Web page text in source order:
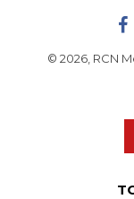
© 2026, RCN